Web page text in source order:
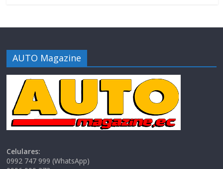
AUTO Magazine
Celulares:
0992 747 999 (WhatsApp)